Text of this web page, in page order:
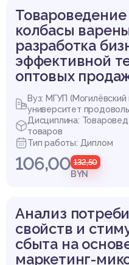
Товароведение
колбасы
разработка
эффективной
оптовых
Вуз: МГУП
университет
Дисциплина:
товаров
Тип работы: Диплом
106,00 132,50
BYN
Анализ
свойств и
сбыта на
маркетинг-